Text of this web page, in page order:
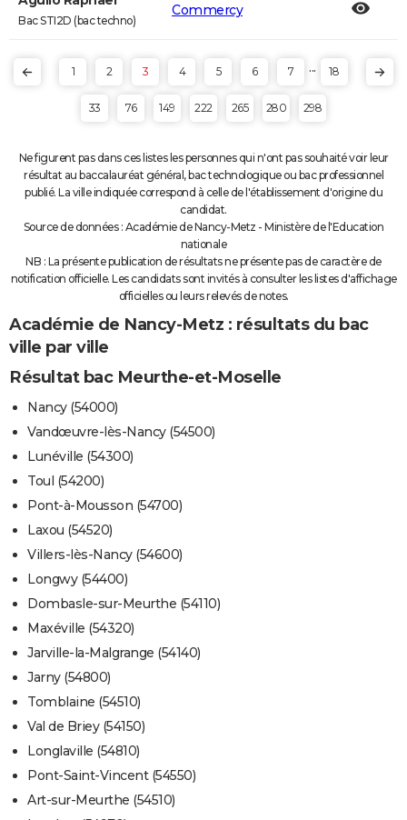
Bac STI2D (bac techno)
Commercy
1 2 3 4 5 6 7 ... 18
33 76 149 222 265 280 298
Ne figurent pas dans ces listes les personnes qui n'ont pas souhaité voir leur
résultat au baccalauréat général, bac technologique ou bac professionnel
publié. La ville indiquée correspond à celle de l'établissement d'origine du
candidat.
Source de données : Académie de Nancy-Metz - Ministère de l'Education
nationale
NB : La présente publication de résultats ne présente pas de caractère de
notification officielle. Les candidats sont invités à consulter les listes d'affichage
officielles ou leurs relevés de notes.
Académie de Nancy-Metz : résultats du bac
ville par ville
Résultat bac Meurthe-et-Moselle
Nancy (54000)
Vandœuvre-lès-Nancy (54500)
Lunéville (54300)
Toul (54200)
Pont-à-Mousson (54700)
Laxou (54520)
Villers-lès-Nancy (54600)
Longwy (54400)
Dombasle-sur-Meurthe (54110)
Maxéville (54320)
Jarville-la-Malgrange (54140)
Jarny (54800)
Tomblaine (54510)
Val de Briey (54150)
Longlaville (54810)
Pont-Saint-Vincent (54550)
Art-sur-Meurthe (54510)